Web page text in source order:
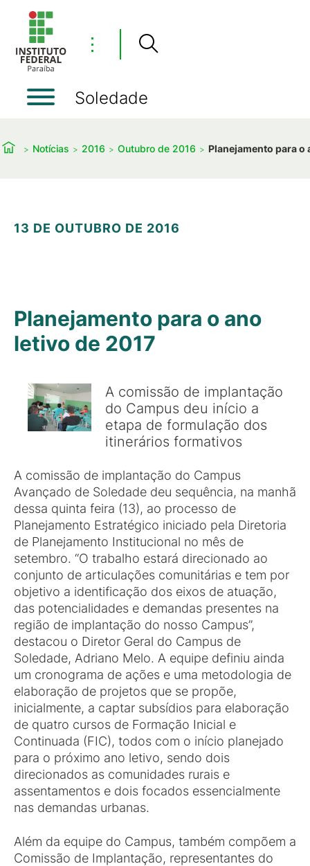
⋮
Soledade
Notícias 2016 Outubro de 2016 Planejamento para o
13 DE OUTUBRO DE 2016
Planejamento para o ano
letivo de 2017
A comissão de implantação
do Campus deu início a
etapa de formulação dos
itinerários formativos
A comissão de implantação do Campus
Avançado de Soledade deu sequência, na manhã
dessa quinta feira (13), ao processo de
Planejamento Estratégico iniciado pela Diretoria
de Planejamento Institucional no mês de
setembro. “O trabalho estará direcionado ao
conjunto de articulações comunitárias e tem por
objetivo a identificação dos eixos de atuação,
das potencialidades e demandas presentes na
região de implantação do nosso Campus”,
destacou o Diretor Geral do Campus de
Soledade, Adriano Melo. A equipe definiu ainda
um cronograma de ações e uma metodologia de
elaboração de projetos que se propõe,
inicialmente, a captar subsídios para elaboração
de quatro cursos de Formação Inicial e
Continuada (FIC), todos com o início planejado
para o próximo ano letivo, sendo dois
direcionados as comunidades rurais e
assentamentos e dois focados essencialmente
nas demandas urbanas.
Além da equipe do Campus, também compõem a
Comissão de Implantação, representantes do